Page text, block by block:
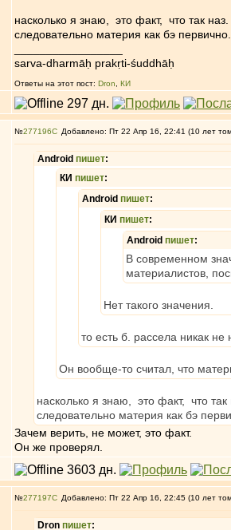
насколько я знаю, это факт, что так
следовательно материя как бэ
sarva-dharmāḥ prakṛti-śuddhāḥ
Ответы на этот пост: Dron КИ
№277196 Добавлено: Пт 22 Апр 16, 22:41 (10 лет
Android пишет:
КИ пишет:
Android пишет:
КИ пишет:
Android пишет:
В современном
материалистов,
Нет такого значения.
то есть б. рассела никак
Он вообще-то считал, что
насколько я знаю, это факт, что
следовательно материя как бэ
Зачем верить, не может, это факт.
Он же проверял.
№277197 Добавлено: Пт 22 Апр 16, 22:45 (10 лет
Dron пишет: